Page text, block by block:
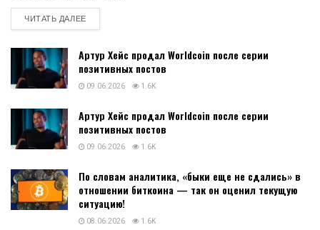
ЧИТАТЬ ДАЛЕЕDETAILS
Артур Хейс продал Worldcoin после серии
позитивных постов
09.06.2026 1.6K
Артур Хейс продал Worldcoin после серии
позитивных постов
09.06.2026 1.6K
По словам аналитика, «быки еще не сдались» в
отношении биткоина — так он оценил текущую
ситуацию!
08.06.2026 1.6K